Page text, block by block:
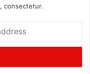
consectetur.